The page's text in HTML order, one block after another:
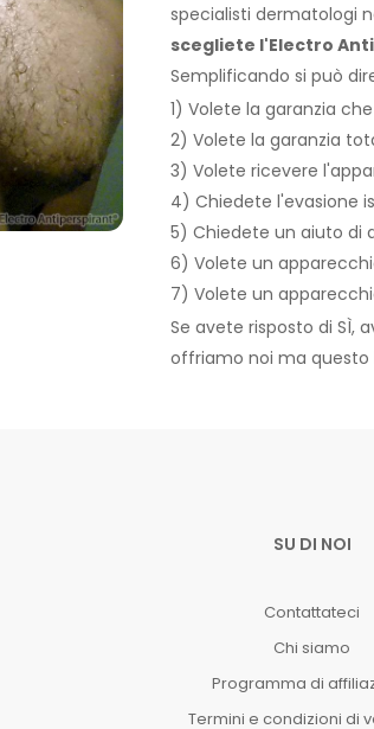
specialisti dermatologi
scegliete l'Electro
Semplificando si può
1) Volete la garanzia
2) Volete la garanzia
3) Volete ricevere
4) Chiedete l'evasione
5) Chiedete un aiuto di
6) Volete un
7) Volete un
Se avete risposto di SÌ,
offriamo noi ma
SU DI NOI
Contattateci
Chi siamo
Programma di
Termini e condizioni di